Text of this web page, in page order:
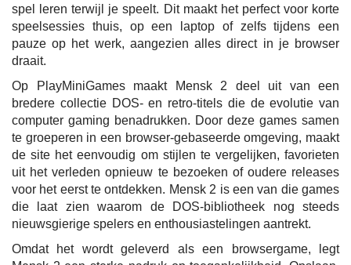
spel leren terwijl je speelt. Dit maakt het perfect voor korte
speelsessies thuis, op een laptop of zelfs tijdens een
pauze op het werk, aangezien alles direct in je browser
draait.
Op PlayMiniGames maakt Mensk 2 deel uit van een
bredere collectie DOS- en retro-titels die de evolutie van
computer gaming benadrukken. Door deze games samen
te groeperen in een browser-gebaseerde omgeving, maakt
de site het eenvoudig om stijlen te vergelijken, favorieten
uit het verleden opnieuw te bezoeken of oudere releases
voor het eerst te ontdekken. Mensk 2 is een van die games
die laat zien waarom de DOS-bibliotheek nog steeds
nieuwsgierige spelers en enthousiastelingen aantrekt.
Omdat het wordt geleverd als een browsergame, legt